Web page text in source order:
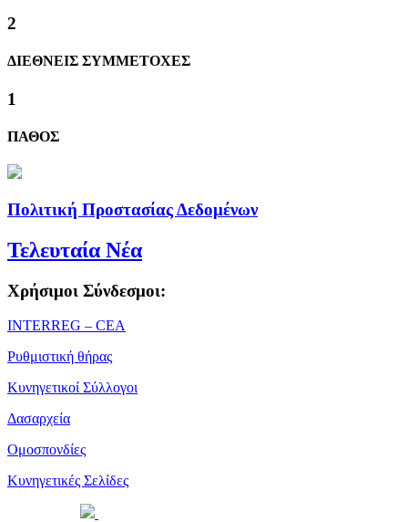
2
ΔΙΕΘΝΕΙΣ ΣΥΜΜΕΤΟΧΕΣ
1
ΠΑΘΟΣ
Πολιτική Προστασίας Δεδομένων
Τελευταία Νέα
Χρήσιμοι Σύνδεσμοι:
ΙΝΤΕRREG – CEA
Ρυθμιστική θήρας
Κυνηγετικοί Σύλλογοι
Δασαρχεία
Ομοσπονδίες
Κυνηγετικές Σελίδες